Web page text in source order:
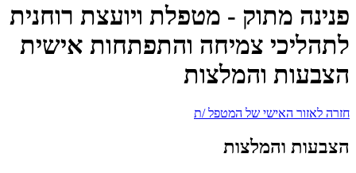
פנינה מתוק - מטפלת ויועצת רוחנית
לתהליכי צמיחה והתפתחות אישית
הצבעות והמלצות
חזרה לאזור האישי של המטפל /ת
הצבעות והמלצות